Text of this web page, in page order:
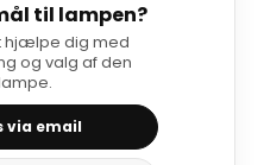
til lampen?
hjælpe dig med
og valg af den
via email